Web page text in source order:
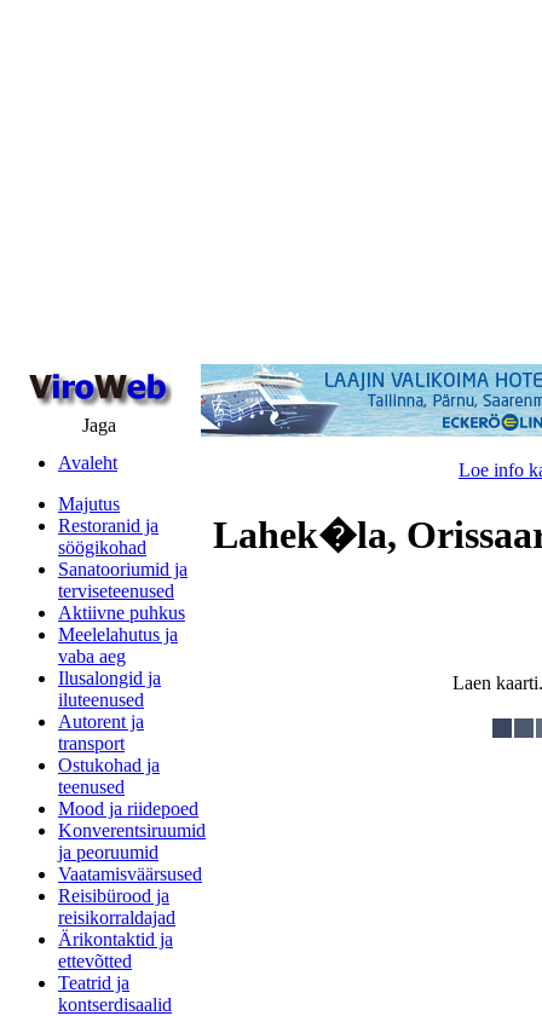
Jaga
Avaleht
Majutus
Restoranid ja
söögikohad
Sanatooriumid ja
terviseteenused
Aktiivne puhkus
Meelelahutus ja
vaba aeg
Ilusalongid ja
iluteenused
Autorent ja
transport
Ostukohad ja
teenused
Mood ja riidepoed
Konverentsiruumid
ja peoruumid
Vaatamisväärsused
Reisibürood ja
reisikorraldajad
Ärikontaktid ja
ettevõtted
Teatrid ja
kontserdisaalid
Loe info
Lahek�la,
Laen